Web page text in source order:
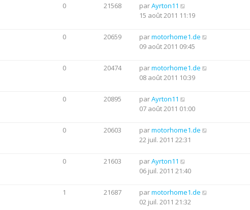
0 21568 parAyrton11
15 août 2011 11:19
0 20659 parmotorhome1.de
09 août 2011 09:45
0 20474 parmotorhome1.de
08 août 2011 10:39
0 20895 parAyrton11
07 août 2011 01:00
0 20603 parmotorhome1.de
22 juil. 2011 22:31
0 21603 parAyrton11
06 juil. 2011 21:40
1 21687 parmotorhome1.de
02 juil. 2011 21:32